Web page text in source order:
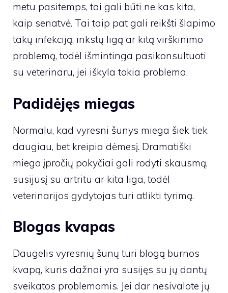
metu pasitemps, tai gali būti ne kas kita,
kaip senatvė. Tai taip pat gali reikšti šlapimo
takų infekciją, inkstų ligą ar kitą virškinimo
problemą, todėl išmintinga pasikonsultuoti
su veterinaru, jei iškyla tokia problema.
Padidėjęs miegas
Normalu, kad vyresni šunys miega šiek tiek
daugiau, bet kreipia dėmesį. Dramatiški
miego įpročių pokyčiai gali rodyti skausmą,
susijusį su artritu ar kita liga, todėl
veterinarijos gydytojas turi atlikti tyrimą.
Blogas kvapas
Daugelis vyresnių šunų turi blogą burnos
kvapą, kuris dažnai yra susijęs su jų dantų
sveikatos problemomis. Jei dar nesivalote jų